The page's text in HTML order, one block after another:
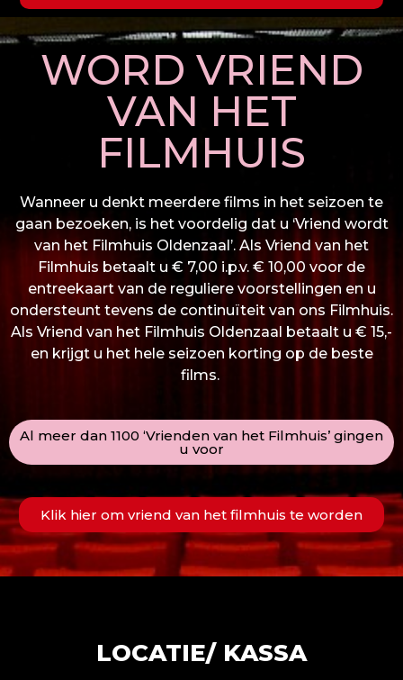
WORD VRIEND
VAN HET
FILMHUIS
Wanneer u denkt meerdere films in het seizoen te
gaan bezoeken, is het voordelig dat u ‘Vriend wordt
van het Filmhuis Oldenzaal’. Als Vriend van het
Filmhuis betaalt u € 7,00 i.p.v. € 10,00 voor de
entreekaart van de reguliere voorstellingen en u
ondersteunt tevens de continuïteit van ons Filmhuis.
Als Vriend van het Filmhuis Oldenzaal betaalt u € 15,-
en krijgt u het hele seizoen korting op de beste
films.
Al meer dan 1100 ‘Vrienden van het Filmhuis’ gingen
u voor
Klik hier om vriend van het filmhuis te worden
LOCATIE/ KASSA